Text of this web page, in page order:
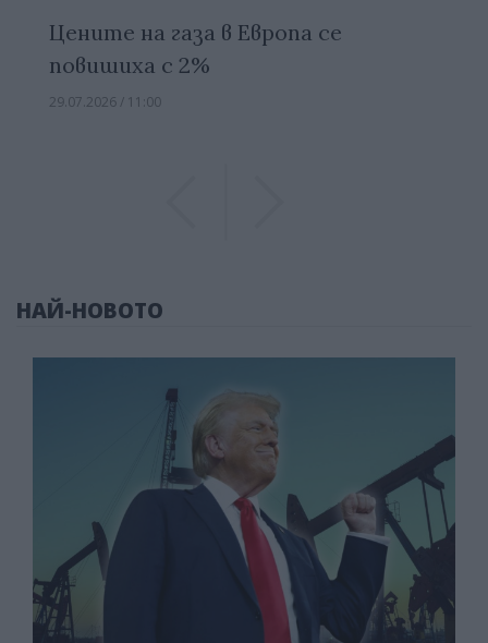
Цените на газа в Европа се
повишиха с 2%
29.07.2026 / 11:00
НАЙ-НОВОТО